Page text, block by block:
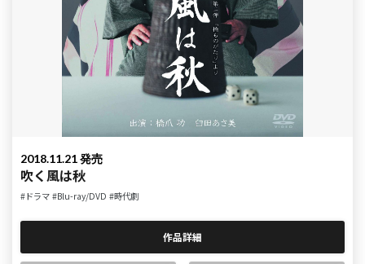
2018.11.21 発売
吹く風は秋
#ドラマ #Blu-ray/DVD #時代劇
作品詳細